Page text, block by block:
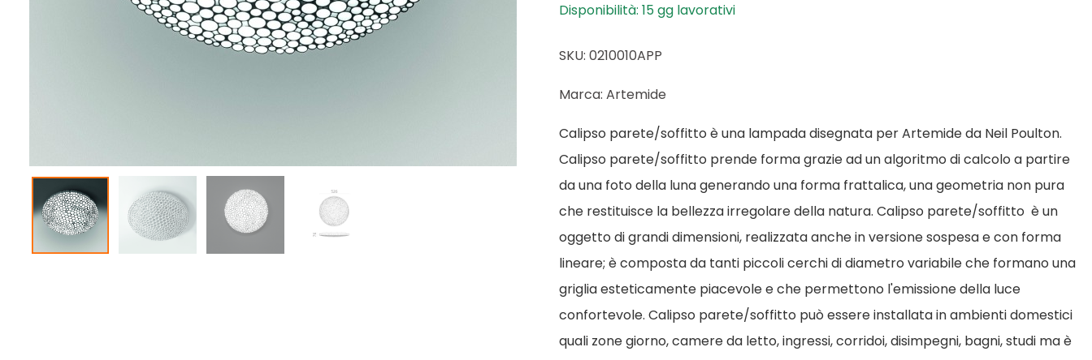
Disponibilità: 15 gg lavorativi
SKU: 0210010APP
Marca: Artemide
Calipso parete/soffitto è una lampada disegnata per Artemide da Neil Poulton.
Calipso parete/soffitto prende forma grazie ad un algoritmo di calcolo a partire
da una foto della luna generando una forma frattalica, una geometria non pura
che restituisce la bellezza irregolare della natura. Calipso parete/soffitto è un
oggetto di grandi dimensioni, realizzata anche in versione sospesa e con forma
lineare; è composta da tanti piccoli cerchi di diametro variabile che formano una
griglia esteticamente piacevole e che permettono l'emissione della luce
confortevole. Calipso parete/soffitto può essere installata in ambienti domestici
quali zone giorno, camere da letto, ingressi, corridoi, disimpegni, bagni, studi ma è